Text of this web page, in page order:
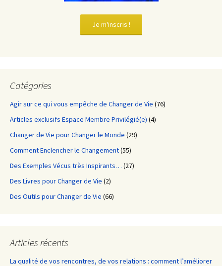
Je m'inscris !
Catégories
Agir sur ce qui vous empêche de Changer de Vie (76)
Articles exclusifs Espace Membre Privilégié(e) (4)
Changer de Vie pour Changer le Monde (29)
Comment Enclencher le Changement(55)
Des Exemples Vécus très Inspirants… (27)
Des Livres pour Changer de Vie (2)
Des Outils pour Changer de Vie (66)
Articles récents
La qualité de vos rencontres, de vos relations : comment l’améliorer